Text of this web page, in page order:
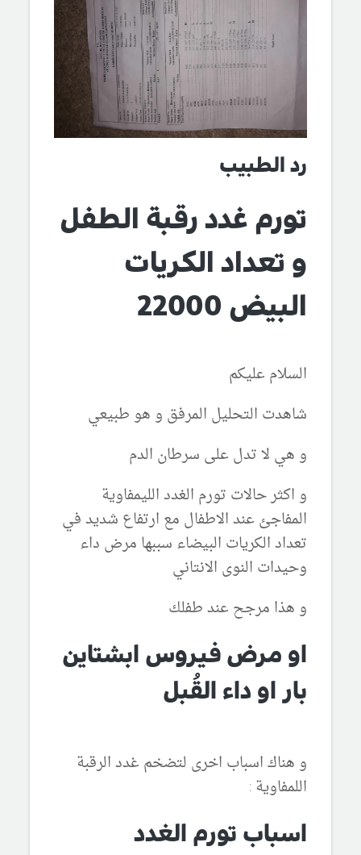
رد الطبيب
تورم غدد رقبة الطفل
و تعداد الكريات
البيض 22000
السلام عليكم
شاهدت التحليل المرفق و هو طبيعي
و هي لا تدل على سرطان الدم
و اكثر حالات تورم الغدد الليمفاوية
المفاجئ عند الاطفال مع ارتفاع شديد في
تعداد الكريات البيضاء سببها مرض داء
وحيدات النوى الانتاني
و هذا مرجح عند طفلك
او مرض فيروس ابشتاين
بار او داء القُبل
و هناك اسباب اخرى لتضخم غدد الرقبة
اللمفاوية :
اسباب تورم الغدد